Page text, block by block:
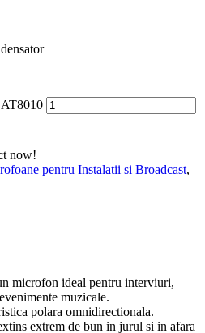
now!
pentru Instalatii si Broadcast,
microfon ideal pentru interviuri,
muzicale.
polara omnidirectionala.
extrem de bun in jurul si in afara